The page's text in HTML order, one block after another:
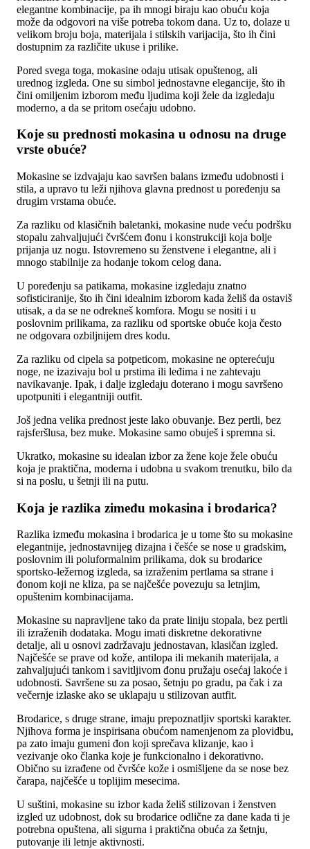
elegantne kombinacije, pa ih mnogi biraju kao obuću koja
može da odgovori na više potreba tokom dana. Uz to, dolaze u
velikom broju boja, materijala i stilskih varijacija, što ih čini
dostupnim za različite ukuse i prilike.
Pored svega toga, mokasine odaju utisak opuštenog, ali
urednog izgleda. One su simbol jednostavne elegancije, što ih
čini omiljenim izborom među ljudima koji žele da izgledaju
moderno, a da se pritom osećaju udobno.
Koje su prednosti mokasina u odnosu na druge
vrste obuće?
Mokasine se izdvajaju kao savršen balans između udobnosti i
stila, a upravo tu leži njihova glavna prednost u poređenju sa
drugim vrstama obuće.
Za razliku od klasičnih baletanki, mokasine nude veću podršku
stopalu zahvaljujući čvršćem đonu i konstrukciji koja bolje
prijanja uz nogu. Istovremeno su ženstvene i elegantne, ali i
mnogo stabilnije za hodanje tokom celog dana.
U poređenju sa patikama, mokasine izgledaju znatno
sofisticiranije, što ih čini idealnim izborom kada želiš da ostaviš
utisak, a da se ne odrekneš komfora. Mogu se nositi i u
poslovnim prilikama, za razliku od sportske obuće koja često
ne odgovara ozbiljnijem dres kodu.
Za razliku od cipela sa potpeticom, mokasine ne opterećuju
noge, ne izazivaju bol u prstima ili leđima i ne zahtevaju
navikavanje. Ipak, i dalje izgledaju doterano i mogu savršeno
upotpuniti i elegantniji outfit.
Još jedna velika prednost jeste lako obuvanje. Bez pertli, bez
rajsferšlusa, bez muke. Mokasine samo obuješ i spremna si.
Ukratko, mokasine su idealan izbor za žene koje žele obuću
koja je praktična, moderna i udobna u svakom trenutku, bilo da
si na poslu, u šetnji ili na putu.
Koja je razlika zimeđu mokasina i brodarica?
Razlika između mokasina i brodarica je u tome što su mokasine
elegantnije, jednostavnijeg dizajna i češće se nose u gradskim,
poslovnim ili poluformalnim prilikama, dok su brodarice
sportsko-ležernog izgleda, sa izraženim pertlama sa strane i
đonom koji ne kliza, pa se najčešće povezuju sa letnjim,
opuštenim kombinacijama.
Mokasine su napravljene tako da prate liniju stopala, bez pertli
ili izraženih dodataka. Mogu imati diskretne dekorativne
detalje, ali u osnovi zadržavaju jednostavan, klasičan izgled.
Najčešće se prave od kože, antilopa ili mekanih materijala, a
zahvaljujući tankom i savitljivom đonu pružaju osećaj lakoće i
udobnosti. Savršene su za posao, šetnju po gradu, pa čak i za
večernje izlaske ako se uklapaju u stilizovan autfit.
Brodarice, s druge strane, imaju prepoznatljiv sportski karakter.
Njihova forma je inspirisana obućom namenjenom za plovidbu,
pa zato imaju gumeni đon koji sprečava klizanje, kao i
vezivanje oko članka koje je funkcionalno i dekorativno.
Obično su izrađene od čvršće kože i osmišljene da se nose bez
čarapa, najčešće u toplijim mesecima.
U suštini, mokasine su izbor kada želiš stilizovan i ženstven
izgled uz udobnost, dok su brodarice odlične za dane kada ti je
potrebna opuštena, ali sigurna i praktična obuća za šetnju,
putovanje ili letnje aktivnosti.